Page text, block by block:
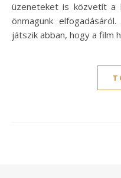
üzeneteket is közvetít a
önmagunk
játszik abban, hogy a film